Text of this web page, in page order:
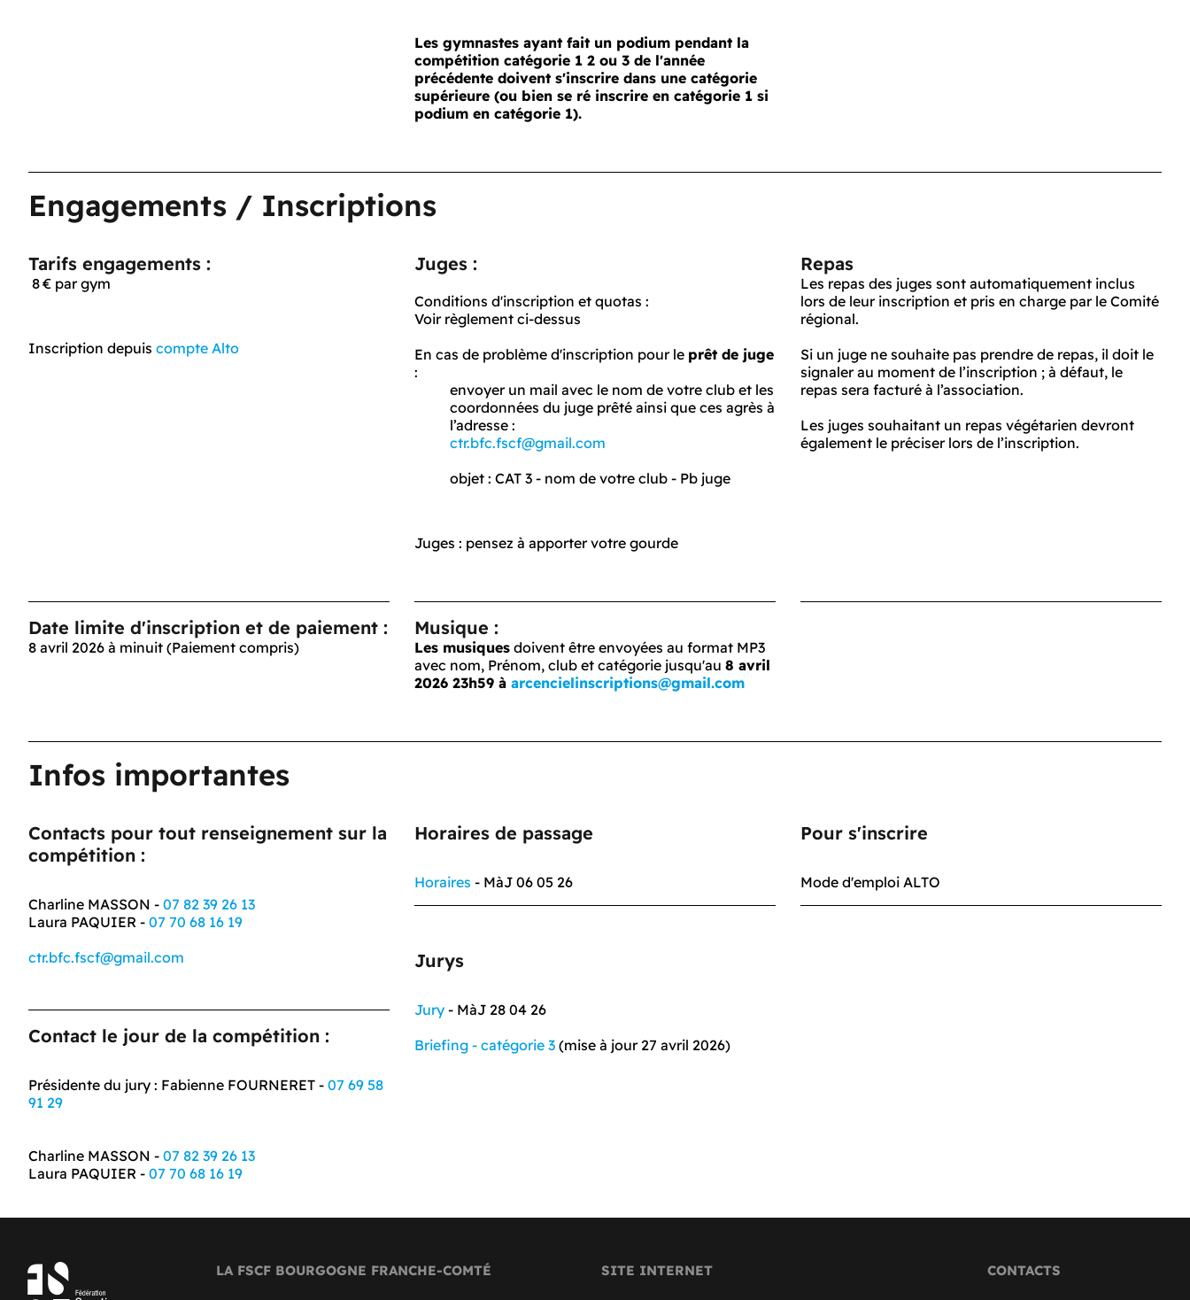
Les gymnastes ayant fait un podium pendant la
compétition catégorie 1 2 ou 3 de l'année
précédente doivent s'inscrire dans une catégorie
supérieure (ou bien se ré inscrire en catégorie 1 si
podium en catégorie 1).
Engagements / Inscriptions
Tarifs engagements :
8 € par gym
Inscription depuis compte Alto
Juges :
Conditions d'inscription et quotas :
Voir règlement ci-dessus
En cas de problème d'inscription pour le prêt de juge
:
envoyer un mail avec le nom de votre club et les
coordonnées du juge prêté ainsi que ces agrès à
l’adresse :
ctr.bfc.fscf@gmail.com
objet : CAT 3 - nom de votre club - Pb juge
Juges : pensez à apporter votre gourde
Repas
Les repas des juges sont automatiquement inclus
lors de leur inscription et pris en charge par le Comité
régional.
Si un juge ne souhaite pas prendre de repas, il doit le
signaler au moment de l’inscription ; à défaut, le
repas sera facturé à l’association.
Les juges souhaitant un repas végétarien devront
également le préciser lors de l’inscription.
Date limite d'inscription et de paiement :
8 avril 2026 à minuit (Paiement compris)
Musique :
Les musiquesdoivent être envoyées au format MP3
avec nom, Prénom, club et catégorie jusqu'au 8 avril
2026 23h59à arcencielinscriptions@gmail.com
Infos importantes
Contacts pour tout renseignement sur la
compétition :
Charline MASSON - 07 82 39 26 13
Laura PAQUIER - 07 70 68 16 19
ctr.bfc.fscf@gmail.com
Contact le jour de la compétition :
Présidente du jury : Fabienne FOURNERET - 07 69 58
91 29
Charline MASSON - 07 82 39 26 13
Laura PAQUIER - 07 70 68 16 19
Horaires de passage
Horaires - MàJ 06 05 26
Jurys
Jury- MàJ 28 04 26
Briefing - catégorie 3(mise à jour 27 avril 2026)
Pour s'inscrire
Mode d'emploi ALTO
LA FSCF BOURGOGNE FRANCHE-COMTÉ SITE INTERNET CONTACTS